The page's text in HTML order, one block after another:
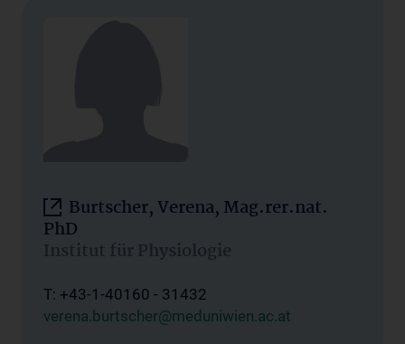
Burtscher, Verena, Mag.rer.nat.
PhD
Institut für Physiologie
T: +43-1-40160 - 31432
verena.burtscher@meduniwien.ac.at